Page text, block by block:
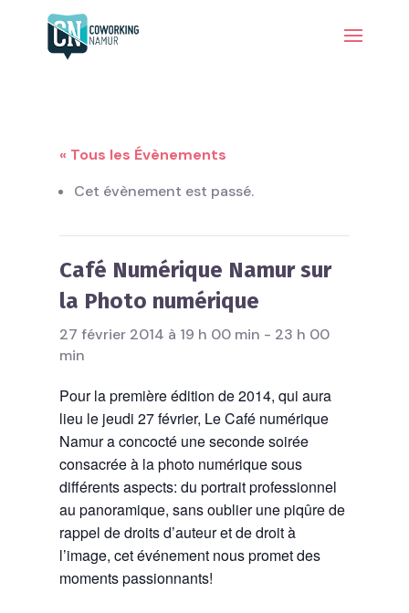
« Tous les Évènements
Cet évènement est passé.
Café Numérique Namur sur
la Photo numérique
27 février 2014 à 19 h 00 min - 23 h 00
min
Pour la première édition de 2014, qui aura
lieu le jeudi 27 février, Le Café numérique
Namur a concocté une seconde soirée
consacrée à la photo numérique sous
différents aspects: du portrait professionnel
au panoramique, sans oublier une piqûre de
rappel de droits d’auteur et de droit à
l’image, cet événement nous promet des
moments passionnants!